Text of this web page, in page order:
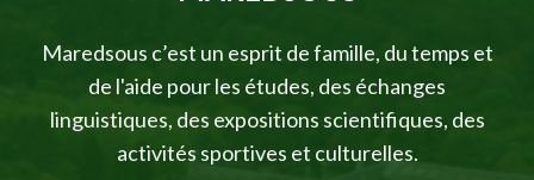
Maredsous c’est un esprit de famille, du temps et
de l'aide pour les études, des échanges
linguistiques, des expositions scientifiques, des
activités sportives et culturelles.